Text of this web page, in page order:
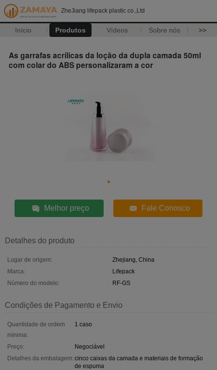
ZheJiang lifepack plastic co.,Ltd
Início Produtos Vídeos Sobre nós >>
As garrafas acrílicas da loção da dupla camada 50ml
com colar do ABS personalizaram a cor
Melhor preço Fale Conosco
Detalhes do produto
Lugar de origem:
Zhejiang, China
Marca:
Lifepack
Número do modelo:
RF-GS
Condições de Pagamento e Envio
Quantidade de ordem
mínima:
1 caso
Preço:
Negociável
Detalhes da embalagem: cinco caixas da camada e materiais de formação
de espuma